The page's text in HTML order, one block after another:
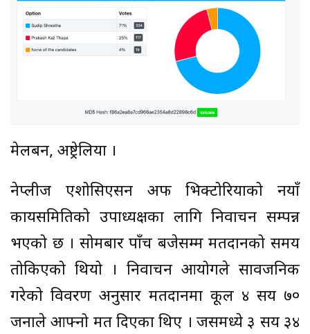
मेलबर्न, अष्ट्रेलिया ।
नेप्लीज एशोसिएसन अफ भिक्टोरियाको नयाँ
कार्यसमितिको उपाध्यक्षका लागि निर्वाचन सम्पन्न
भएको छ । सोमबार पाँच बजेसम्म मतदानको समय
तोकिएको थियो । निर्वाचन आयोगले सार्वजनिक
गरेको विवरण अनुसार मतदानमा कूल ४ सय ७०
जनाले आफ्नो मत दिएका थिए । जसमध्ये ३ सय ३४